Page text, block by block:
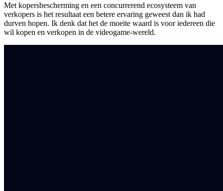
Met kopersbescherming en een concurrerend ecosysteem van
verkopers is het resultaat een betere ervaring geweest dan ik had
durven hopen. Ik denk dat het de moeite waard is voor iedereen die
wil kopen en verkopen in de videogame-wereld.